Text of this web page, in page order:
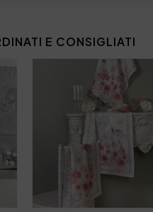
E CONSIGLIATI